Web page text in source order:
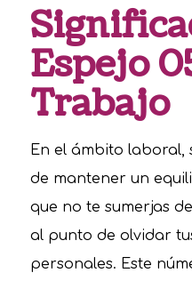
Espejo
Trabajo
En el ámbito laboral,
de mantener un
que no te sumerjas
al punto de olvidar
personales. Este